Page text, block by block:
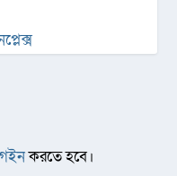
করতে হবে।